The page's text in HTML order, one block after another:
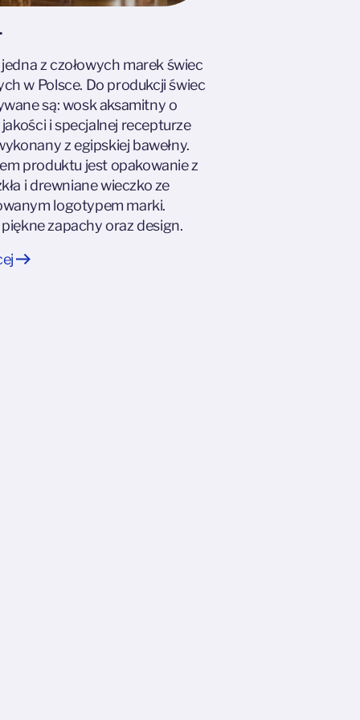
z czołowych marek świec
w Polsce. Do produkcji świec
są: wosk aksamitny o
i specjalnej recepturze
z egipskiej bawełny.
produktu jest opakowanie z
i drewniane wieczko ze
logotypem marki.
zapachy oraz design.